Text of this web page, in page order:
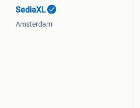
SediaXL
Amsterdam